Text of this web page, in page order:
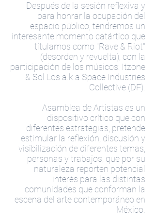
Después de la sesión reflexiva y
para honrar la ocupación del
espacio público, tendremos un
interesante momento catártico que
títulamos como "Rave & Riot"
(desorden y revuelta), con la
participación de los músicos: Itzone
& Sol Los a.k.a Space Industries
Collective (DF).
Asamblea de Artistas es un
dispositivo crítico que con
diferentes estrategias, pretende
estimular la reflexión, discusión y
visibilización de diferentes temas,
personas y trabajos, que por su
naturaleza reporten potencial
interés para las distintas
comunidades que conforman la
escena del arte contemporáneo en
México.